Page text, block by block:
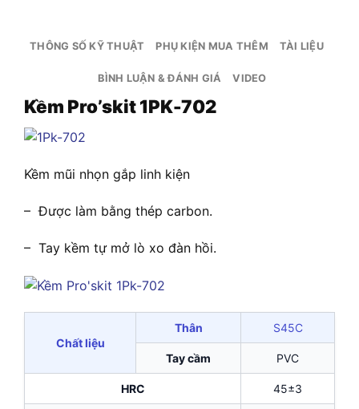
THÔNG SỐ KỸ THUẬT PHỤ KIỆN MUA THÊM TÀI LIỆU
BÌNH LUẬN & ĐÁNH GIÁ VIDEO
Kềm Pro’skit 1PK-702
Kềm mũi nhọn gắp linh kiện
– Được làm bằng thép carbon.
– Tay kềm tự mở lò xo đàn hồi.
Chất liệu
Thân S45C
Tay cầm PVC
HRC 45±3